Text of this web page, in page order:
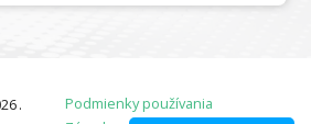
.
Podmienky používania